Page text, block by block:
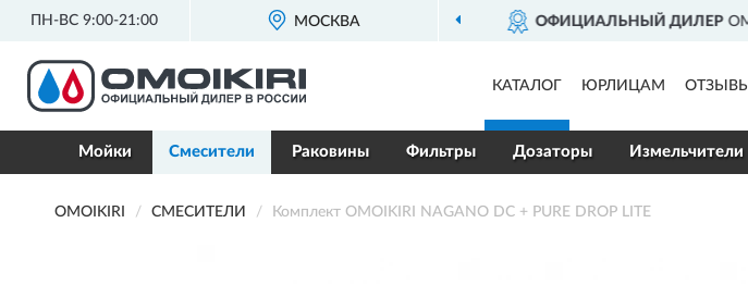
ПН-ВС 9:00-21:00 МОСКВА
ОФИЦИАЛЬНЫЙ ДИЛЕР OMOIKIRI В РОССИИ
КАТАЛОГ ЮРЛИЦАМ ОТЗЫВЫ
Мойки Смесители Раковины Фильтры Дозаторы Измельчители
OMOIKIRI СМЕСИТЕЛИ Комплект OMOIKIRI NAGANO DC + PURE DROP LITE